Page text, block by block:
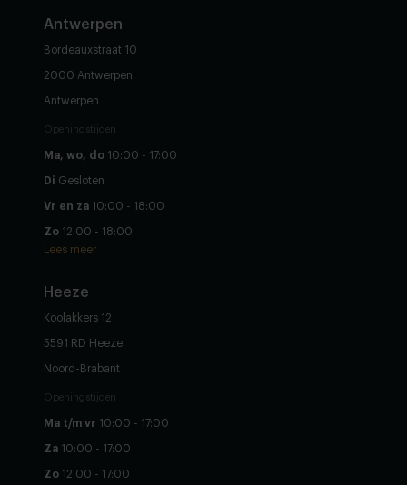
Antwerpen
Bordeauxstraat 10
2000 Antwerpen
Antwerpen
Openingstijden
Ma, wo, do 10:00 - 17:00
Di Gesloten
Vr en za 10:00 - 18:00
Zo 12:00 - 18:00
Lees meer
Heeze
Koolakkers 12
5591 RD Heeze
Noord-Brabant
Openingstijden
Ma t/m vr 10:00 - 17:00
Za 10:00 - 17:00
Zo 12:00 - 17:00